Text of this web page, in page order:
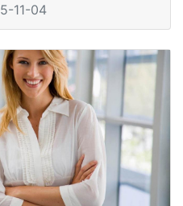
11-04